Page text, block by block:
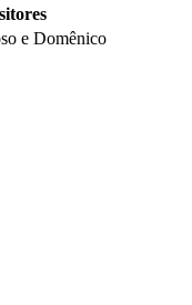
e Domênico